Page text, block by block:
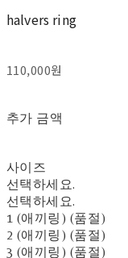
halvers ring
110,000원
추가 금액
사이즈
선택하세요.
선택하세요.
1 (애끼링) (품절)
2 (애끼링) (품절)
3 (애끼링) (품절)